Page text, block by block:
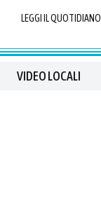
LEGGI IL QUOTIDIANO
VIDEO LOCALI